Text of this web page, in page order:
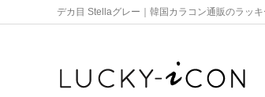
デカ目 Stellaグレー｜韓国カラコン通販のラッ